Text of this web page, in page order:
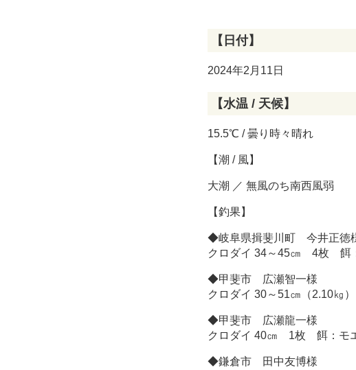
【日付】
2024年2月11日
【水温 / 天候】
15.5℃ / 曇り時々晴れ
【潮 / 風】
大潮 ／ 無風のち南西風弱
【釣果】
◆岐阜県揖斐川町 今井正徳
クロダイ 34～45㎝ 4枚 餌
◆甲斐市 広瀬智一様
クロダイ 30～51㎝（2.10
◆甲斐市 広瀬龍一様
クロダイ 40㎝ 1枚 餌：モ
◆鎌倉市 田中友博様